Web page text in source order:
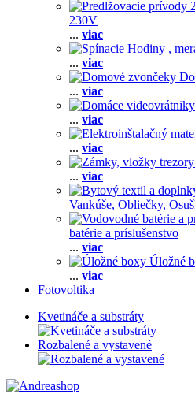
230V
... viac
... viac
... viac
... viac
... viac
... viac
Vankúše, Obliečky,
batérie a príslušenstvo
... viac
Úložné
... viac
Fotovoltika
Kvetináče a substráty
Rozbalené a vystavené